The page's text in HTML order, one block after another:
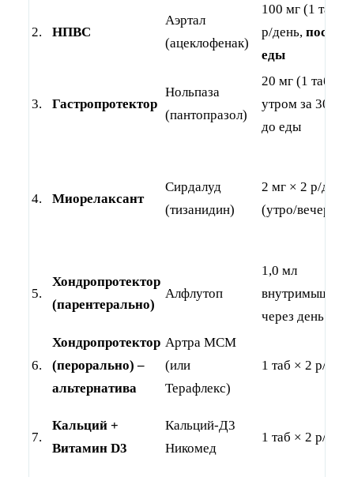
2. НПВС
Аэртал
(ацеклофенак)
100 мг (1 таб)
р/день, после
еды
3. Гастропротектор
Нольпаза
(пантопразол)
20 мг (1 таб)
утром за 30
до еды
4. Миорелаксант
Сирдалуд
(тизанидин)
2 мг × 2 р/день
(утро/вечер)
5.
Хондропротектор
(парентерально)
Алфлутоп
1,0 мл
через день
6.
Хондропротектор
(перорально) –
альтернатива
Артра МСМ
(или
Терафлекс)
1 таб × 2 р/день
7.
Кальций +
Витамин D3
Кальций-Д3
Никомед
1 таб × 2 р/день